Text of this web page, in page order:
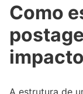
Como